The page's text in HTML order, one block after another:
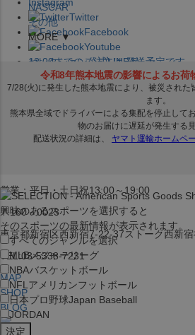
Twitter
Facebook
Youtube
セレクション公式LINE@
営業：平日・土日祝13:00～19:00
〒160－0023
東京都新宿区西新宿7-22-37ストーク西新
TEL:03-5338-7231
MAP
SHOP
BLOG
NASCAR
その他
MORE ▼
12:00までのご注文は発送予定です。
在庫品は 1-3営業日内で発送!! ※お取
興味のあるスポーツを選択すると
そのスポーツの最新情報が表示されます。
すべてのジャンルを選択
MLBメジャーリーグ
NBAバスケットボール
NFL アメリカンフットボール
日本プロ野球Japan Baseball
JORDAN